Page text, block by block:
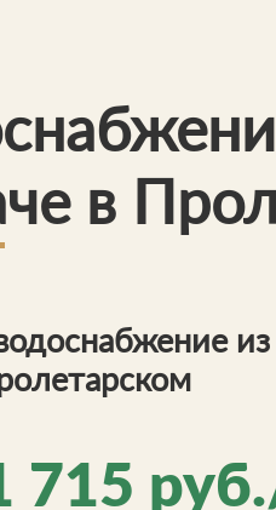
в
715